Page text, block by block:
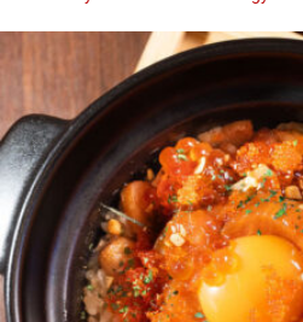
（Miyoshitei）』의 『와규 리브로
Wagyu beef Spencer roll meat
을 즐길 수 있습니다. 시부야 역에
（Shibuya Mark City）』 내에 위치
하, 미요시테이)（Wagyū to Kome
격으로 맛있는 와규를 즐길 수 있는
긴 장어와 밥을 세 가지 방법으로 즐
츠마부시（hitsumabushi）』를 모
시（meat hitsumabushi）』가 『
명물! 『미요시테이（Miyoshitei）
창살과 와규 로스트비프를 사용한
를 제공하고 있습니다. 그중에서도
스 히츠마부시（Japanese Wagyu